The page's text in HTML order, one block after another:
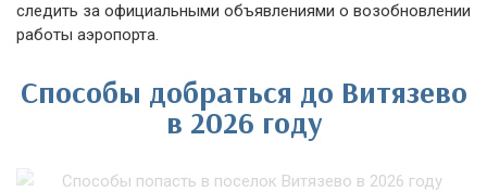
следить за официальными объявлениями о возобновлении
работы аэропорта.
Способы добраться до Витязево
в 2026 году